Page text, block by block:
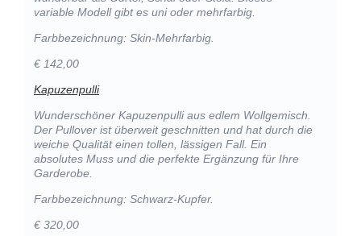
variable Modell gibt es uni oder mehrfarbig.
Farbbezeichnung: Skin-Mehrfarbig.
€ 142,00
Kapuzenpulli
Wunderschöner Kapuzenpulli aus edlem Wollgemisch.
Der Pullover ist überweit geschnitten und hat durch die
weiche Qualität einen tollen, lässigen Fall. Ein
absolutes Muss und die perfekte Ergänzung für Ihre
Garderobe.
Farbbezeichnung: Schwarz-Kupfer.
€ 320,00